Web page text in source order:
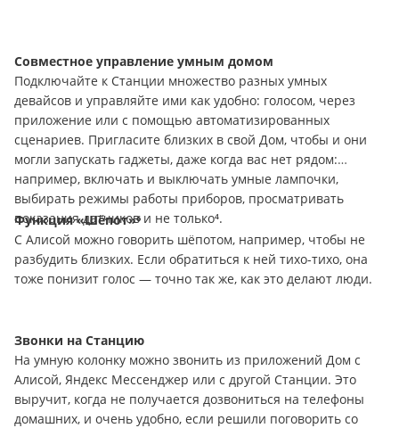
Совместное управление умным домом
Подключайте к Станции множество разных умных
девайсов и управляйте ими как удобно: голосом, через
приложение или с помощью автоматизированных
сценариев. Пригласите близких в свой Дом, чтобы и они
могли запускать гаджеты, даже когда вас нет рядом:
например, включать и выключать умные лампочки,
выбирать режимы работы приборов, просматривать
показания датчиков и не только⁴.
Функция «Шёпот»⁶
С Алисой можно говорить шёпотом, например, чтобы не
разбудить близких. Если обратиться к ней тихо-тихо, она
тоже понизит голос — точно так же, как это делают люди.
Звонки на Станцию
На умную колонку можно звонить из приложений Дом с
Алисой, Яндекс Мессенджер или с другой Станции. Это
выручит, когда не получается дозвониться на телефоны
домашних, и очень удобно, если решили поговорить со